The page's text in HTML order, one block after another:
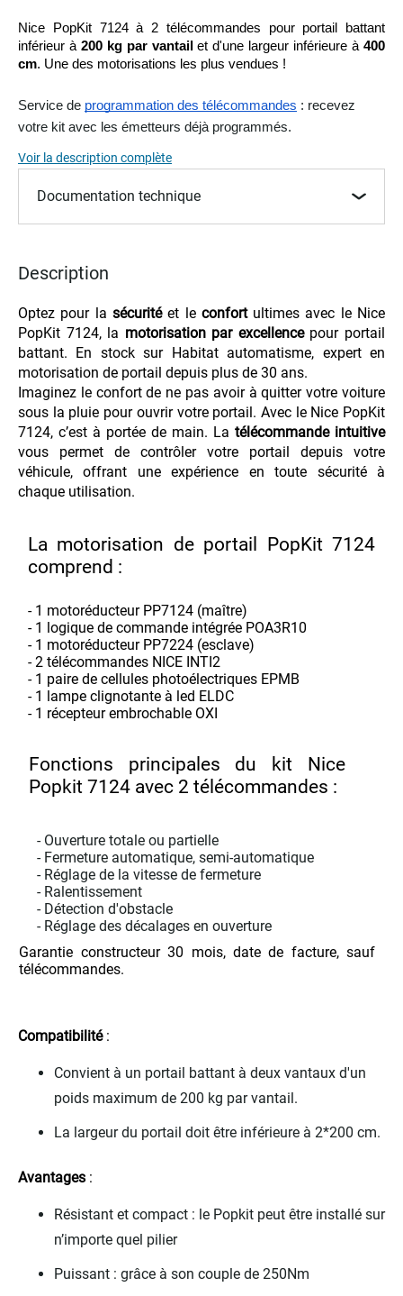
to
the
beginning
the
gallery
Nice PopKit 7124 à 2 télécommandes pour portail battant
inférieur à 200 kg par vantail et d'une largeur inférieure à 400
cm. Une des motorisations les plus vendues !
Service de programmation des télécommandes : recevez
votre kit avec les émetteurs déjà programmés.
Voir la description complète
Documentation technique
Description
Optez pour la sécurité et le confort ultimes avec le Nice
PopKit 7124, la motorisation par excellence pour portail
battant. En stock sur Habitat automatisme, expert en
motorisation de portail depuis plus de 30 ans.
Imaginez le confort de ne pas avoir à quitter votre voiture
sous la pluie pour ouvrir votre portail. Avec le Nice PopKit
7124, c’est à portée de main. La télécommande intuitive
vous permet de contrôler votre portail depuis votre
véhicule, offrant une expérience en toute sécurité à
chaque utilisation.
La motorisation de portail PopKit 7124
comprend :
- 1 motoréducteur PP7124 (maître)
- 1 logique de commande intégrée POA3R10
- 1 motoréducteur PP7224 (esclave)
- 2 télécommandes NICE INTI2
- 1 paire de cellules photoélectriques EPMB
- 1 lampe clignotante à led ELDC
- 1 récepteur embrochable OXI
Fonctions principales du kit Nice
Popkit 7124 avec 2 télécommandes :
- Ouverture totale ou partielle
- Fermeture automatique, semi-automatique
- Réglage de la vitesse de fermeture
- Ralentissement
- Détection d'obstacle
- Réglage des décalages en ouverture
Garantie constructeur 30 mois, date de facture, sauf
télécommandes.
Compatibilité :
Convient à un portail battant à deux vantaux d'un
poids maximum de 200 kg par vantail.
La largeur du portail doit être inférieure à 2*200 cm.
Avantages :
Résistant et compact : le Popkit peut être installé sur
n’importe quel pilier
Puissant : grâce à son couple de 250Nm